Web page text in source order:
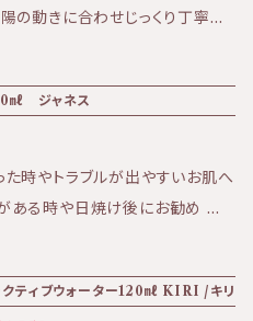
ーズの自然な香り ★テクスチャ
然由来の原料のみを使用した植
・ソルーナは、石油系の合成物
、合成着色料、 合成香料を含
ナの原料となる植物は、イタリアア
の動きに合わせじっくり丁寧に
にもお勧めのお化粧水です。 肌
る肌へと導きます。 リラックス
、日々のストレスを和らげるサポ
。カモミールの豊かな香りは、
㎖ ジャネス
た時やトラブルが出やすいお肌へ
る時や日焼け後にお勧め 夏
ラクティブウォーター120㎖ KIRI /キリ